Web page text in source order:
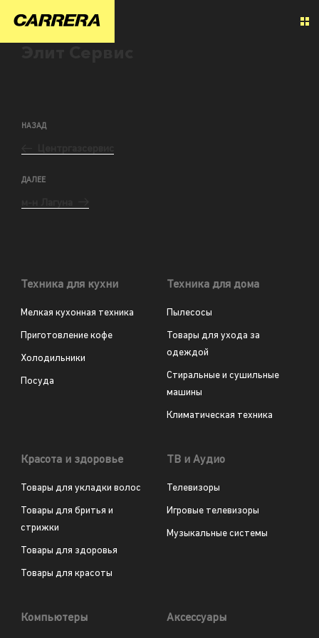
НАЗАД
ДАЛЕЕ
Техника для кухни
Мелкая кухонная техника
Приготовление кофе
Холодильники
Посуда
Техника для дома
Пылесосы
Товары для ухода за
одеждой
Стиральные и сушильные
машины
Климатическая техника
Красота и здоровье
Товары для укладки волос
Товары для бритья и
стрижки
Товары для здоровья
Товары для красоты
ТВ и Аудио
Телевизоры
Игровые телевизоры
Музыкальные системы
Компьютеры Аксессуары